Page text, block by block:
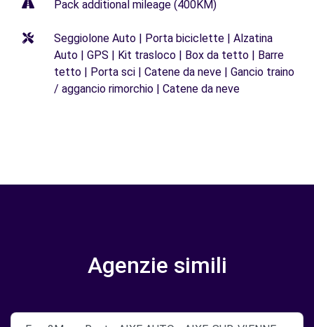
Pack additional mileage (400KM)
Seggiolone Auto | Porta biciclette | Alzatina
Auto | GPS | Kit trasloco | Box da tetto | Barre
tetto | Porta sci | Catene da neve | Gancio traino
/ aggancio rimorchio | Catene da neve
Agenzie simili